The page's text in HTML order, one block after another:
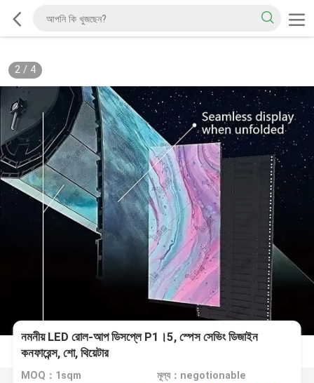
2/ 4
নমনীয় LED রোল-আপ ডিসপ্লে P1।5, স্পেস সেভিং ডিজাইন
কনফারেন্স, শো, থিয়েটার
MOQ：1sqm মূল্য：negotionable